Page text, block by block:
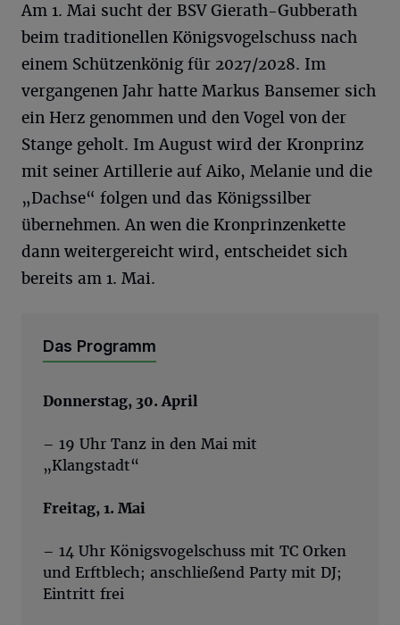
Am 1. Mai sucht der BSV Gierath-Gubberath
beim traditionellen Königsvogelschuss nach
einem Schützenkönig für 2027/2028. Im
vergangenen Jahr hatte Markus Bansemer sich
ein Herz genommen und den Vogel von der
Stange geholt. Im August wird der Kronprinz
mit seiner Artillerie auf Aiko, Melanie und die
„Dachse“ folgen und das Königssilber
übernehmen. An wen die Kronprinzenkette
dann weitergereicht wird, entscheidet sich
bereits am 1. Mai.
Das Programm
Donnerstag, 30. April
– 19 Uhr Tanz in den Mai mit
„Klangstadt“
Freitag, 1. Mai
– 14 Uhr Königsvogelschuss mit TC Orken
und Erftblech; anschließend Party mit DJ;
Eintritt frei